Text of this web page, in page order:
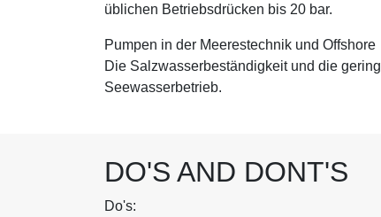
üblichen Betriebsdrücken bis 20 bar.
Pumpen in der Meerestechnik und Offshore
Die Salzwasserbeständigkeit und die
Seewasserbetrieb.
DO'S AND DONT'S
Do's: